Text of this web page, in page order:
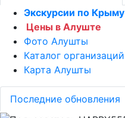
Экскурсии по Крыму
Цены в Алуште
Фото Алушты
Каталог организаций
Карта Алушты
Последние обновления